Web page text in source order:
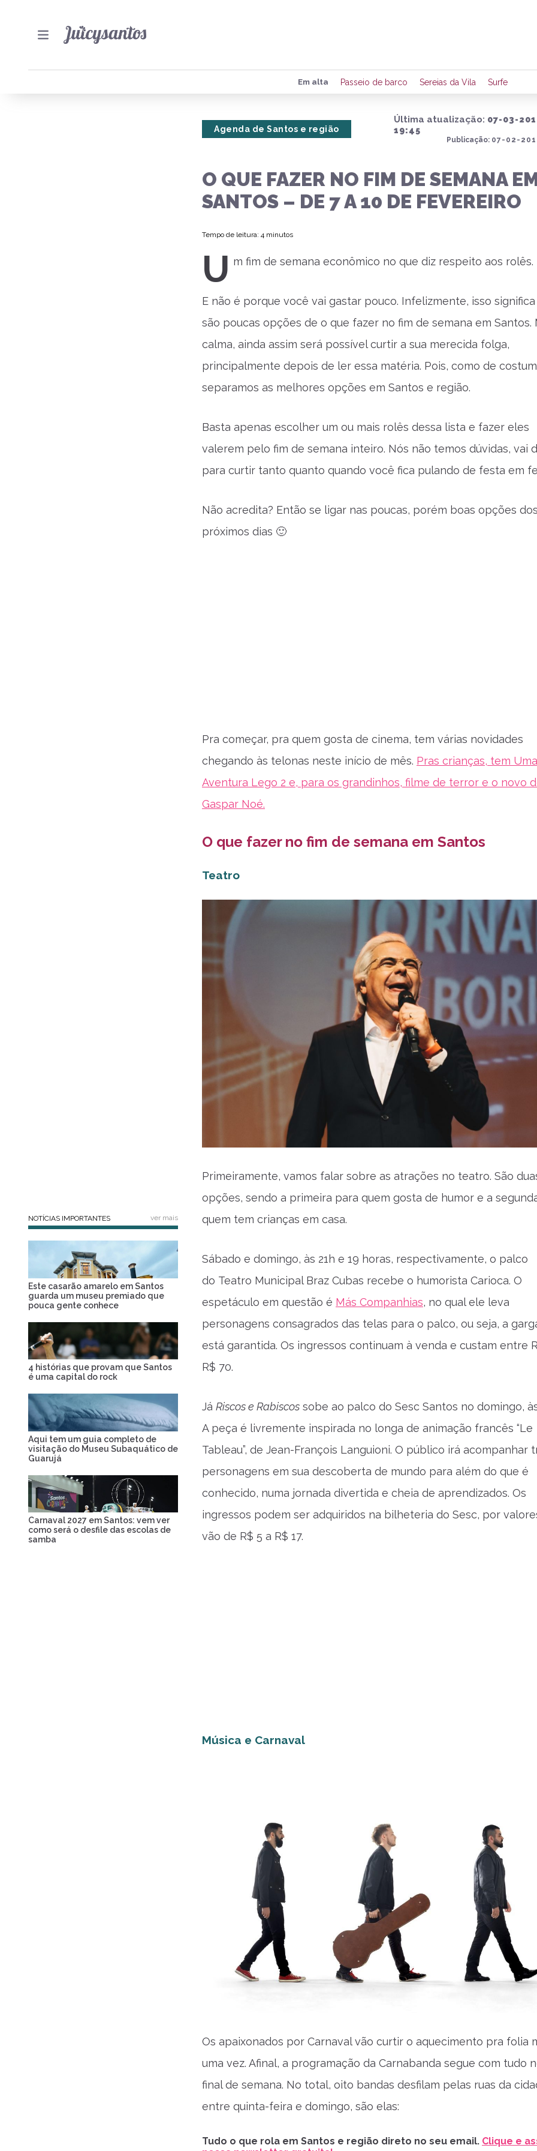
Preencha seus dados para
de eventos e notícias da
Em alta Passeio de barco Sereias da Vila Surfe
Última atualização: 07-03-
19:45
Publicação: 07-02-
Agenda de Santos e região
O QUE FAZER NO FIM DE SEMANA
SANTOS – DE 7 A 10 DE FEVEREIRO
Tempo de leitura: 4 minutos
U m fim de semana econômico no que diz respeito aos rolês.
E não é porque você vai gastar pouco. Infelizmente, isso
são poucas opções de o que fazer no fim de semana em Santos.
calma, ainda assim será possível curtir a sua merecida folga,
principalmente depois de ler essa matéria. Pois, como de
separamos as melhores opções em Santos e região.
Basta apenas escolher um ou mais rolês dessa lista e fazer eles
valerem pelo fim de semana inteiro. Nós não temos dúvidas, vai
para curtir tanto quanto quando você fica pulando de festa em
Não acredita? Então se ligar nas poucas, porém boas opções
próximos dias 🙂
Pra começar, pra quem gosta de cinema, tem várias novidades
chegando às telonas neste início de mês. Pras crianças, tem Uma
Aventura Lego 2 e, para os grandinhos, filme de terror e o novo
Gaspar Noé.
O que fazer no fim de semana em Santos
Teatro
Primeiramente, vamos falar sobre as atrações no teatro. São
opções, sendo a primeira para quem gosta de humor e a
quem tem crianças em casa.
Sábado e domingo, às 21h e 19 horas, respectivamente, o palco
do Teatro Municipal Braz Cubas recebe o humorista Carioca. O
espetáculo em questão é Más Companhias, no qual ele leva
personagens consagrados das telas para o palco, ou seja, a
está garantida. Os ingressos continuam à venda e custam entre
R$ 70.
Já Riscos e Rabiscos sobe ao palco do Sesc Santos no domingo,
A peça é livremente inspirada no longa de animação francês “Le
Tableau”, de Jean-François Languioni. O público irá acompanhar
personagens em sua descoberta de mundo para além do que é
conhecido, numa jornada divertida e cheia de aprendizados. Os
ingressos podem ser adquiridos na bilheteria do Sesc, por
vão de R$ 5 a R$ 17.
Música e Carnaval
Os apaixonados por Carnaval vão curtir o aquecimento pra folia
uma vez. Afinal, a programação da Carnabanda segue com tudo
final de semana. No total, oito bandas desfilam pelas ruas da
entre quinta-feira e domingo, são elas:
Tudo o que rola em Santos e região direto no seu email. Clique e
NOTÍCIAS IMPORTANTES ver mais
Este casarão amarelo em Santos
guarda um museu premiado que
pouca gente conhece
4 histórias que provam que Santos
é uma capital do rock
Aqui tem um guia completo de
visitação do Museu Subaquático de
Guarujá
Carnaval 2027 em Santos: vem ver
como será o desfile das escolas de
samba